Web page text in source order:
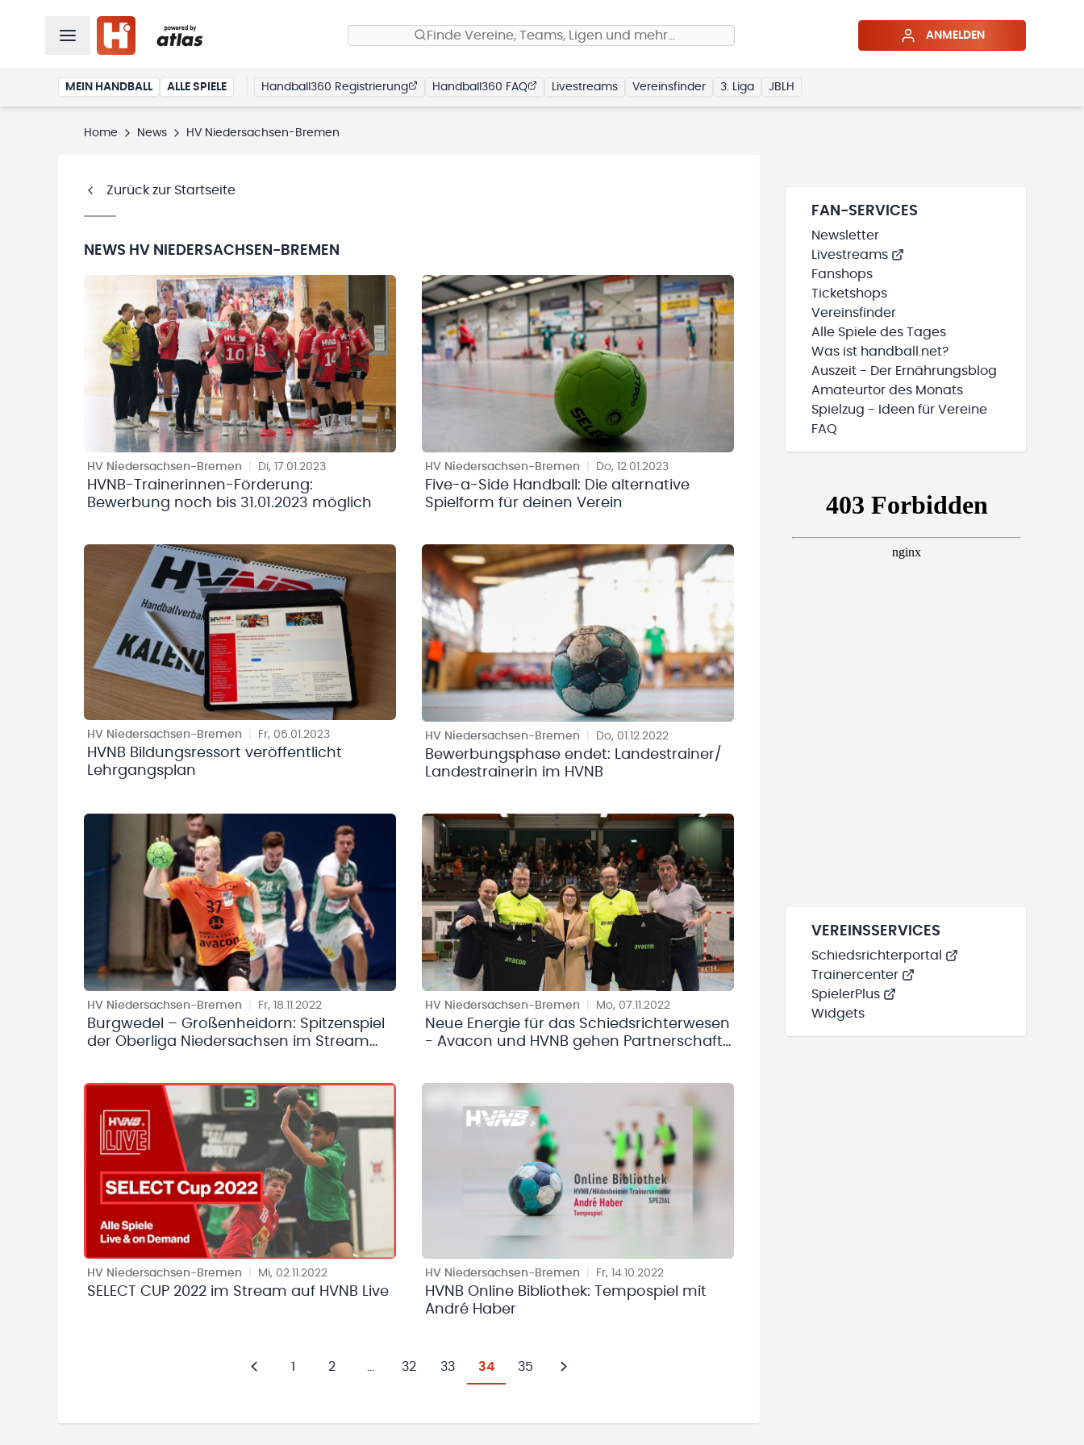
Finde Vereine, Teams, Ligen und mehr… ANMELDEN
MEIN HANDBALL ALLE SPIELE Handball360 Registrierung Handball360 FAQ Livestreams Vereinsfinder 3. Liga JBLH
Home News HV Niedersachsen-Bremen
Zurück zur Startseite
NEWS HV NIEDERSACHSEN-BREMEN
HV Niedersachsen-Bremen Di, 17.01.2023
HVNB-Trainerinnen-Förderung:
Bewerbung noch bis 31.01.2023 möglich
HV Niedersachsen-Bremen Do, 12.01.2023
Five-a-Side Handball: Die alternative
Spielform für deinen Verein
HV Niedersachsen-Bremen Fr, 06.01.2023
HVNB Bildungsressort veröffentlicht
Lehrgangsplan
HV Niedersachsen-Bremen Do, 01.12.2022
Bewerbungsphase endet: Landestrainer/
Landestrainerin im HVNB
HV Niedersachsen-Bremen Fr, 18.11.2022
Burgwedel – Großenheidorn: Spitzenspiel
der Oberliga Niedersachsen im Stream
HV Niedersachsen-Bremen Mo, 07.11.2022
Neue Energie für das Schiedsrichterwesen
- Avacon und HVNB gehen Partnerschaft
HV Niedersachsen-Bremen Mi, 02.11.2022
SELECT CUP 2022 im Stream auf HVNB Live
HV Niedersachsen-Bremen Fr, 14.10.2022
HVNB Online Bibliothek: Tempospiel mit
André Haber
Zurück
1 2 32 33 34 35
Weiter
FAN-SERVICES
Newsletter
Livestreams
Fanshops
Ticketshops
Vereinsfinder
Alle Spiele des Tages
Was ist handball.net?
Auszeit - Der Ernährungsblog
Amateurtor des Monats
Spielzug - Ideen für Vereine
FAQ
VEREINSSERVICES
Schiedsrichterportal
Trainercenter
SpielerPlus
Widgets